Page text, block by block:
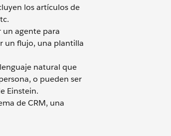
los artículos de
un agente para
un flujo, una plantilla
natural que
o pueden ser
Einstein.
de CRM, una